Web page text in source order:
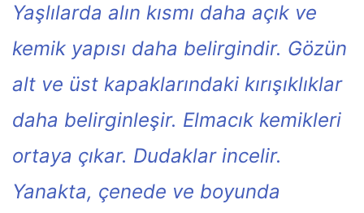
Yaşlılarda alın kısmı daha açık ve
kemik yapısı daha belirgindir. Gözün
alt ve üst kapaklarındaki kırışıklıklar
daha belirginleşir. Elmacık kemikleri
ortaya çıkar. Dudaklar incelir.
Yanakta, çenede ve boyunda